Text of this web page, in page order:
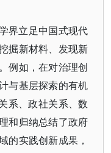
界立足中国式现代
掘新材料、发现新
例如，在对治理创
与基层探索的有机
系、政社关系、数
和归纳总结了政府
的实践创新成果，